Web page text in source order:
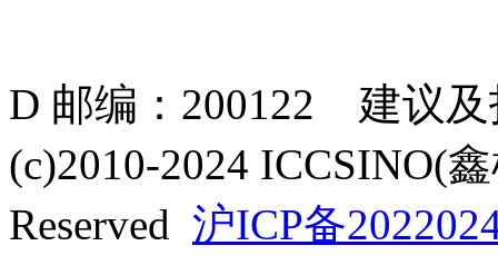
D 邮编：200122 建议
(c)2010-2024 ICCSINO(
Reserved 沪ICP备